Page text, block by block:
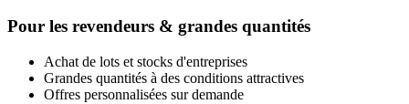
Pour les revendeurs & grandes quantités
Achat de lots et stocks d'entreprises
Grandes quantités à des conditions attractives
Offres personnalisées sur demande